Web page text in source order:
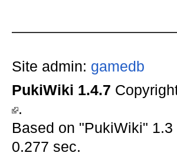
Site admin: gamedb
PukiWiki 1.4.7
.
Based on "PukiWiki" 1.3
0.277 sec.